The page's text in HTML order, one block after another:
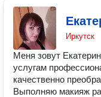
Иркутск
Меня зовут
услугам
качественно
Выполняю макияж